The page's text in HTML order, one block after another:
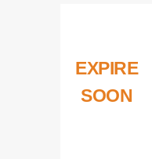
EXPIRE
SOON